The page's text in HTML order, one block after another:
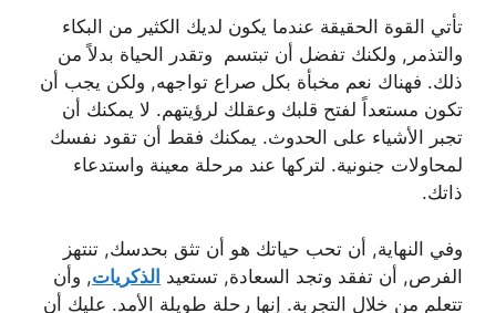
تأتي القوة الحقيقة عندما يكون لديك الكثير من البكاء
والتذمر, ولكنك تفضل أن تبتسم وتقدر الحياة بدلاً من
ذلك. فهناك نعم مخبأة بكل صراع تواجهه, ولكن يجب أن
تكون مستعداً لفتح قلبك وعقلك لرؤيتهم. لا يمكنك أن
تجبر الأشياء على الحدوث. يمكنك فقط أن تقود نفسك
لمحاولات جنونية. لتركها عند مرحلة معينة واستدعاء
ذاتك.
وفي النهاية, أن تحب حياتك هو أن تثق بحدسك, تنتهز
الفرص, أن تفقد وتجد السعادة, تستعيد الذكريات, وأن
تتعلم من خلال التجربة. إنها رحلة طويلة الأمد. عليك أن